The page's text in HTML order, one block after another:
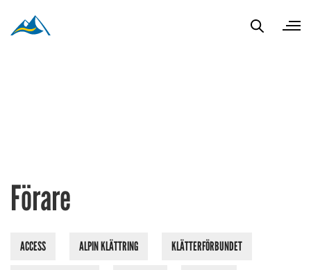
Förare
ACCESS ALPIN KLÄTTRING KLÄTTERFÖRBUNDET